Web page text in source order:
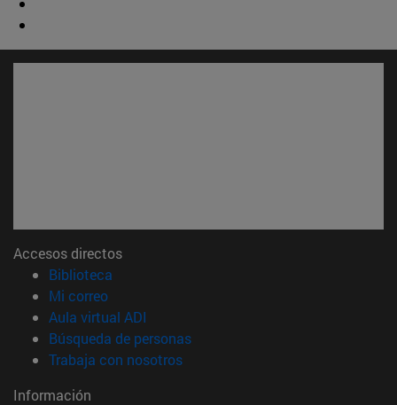
Accesos directos
Biblioteca
Mi correo(abre en nueva ventana)
Aula virtual ADI
Búsqueda de personas(abre en nueva ventana)
Trabaja con nosotros(abre en nueva ventana)
Información